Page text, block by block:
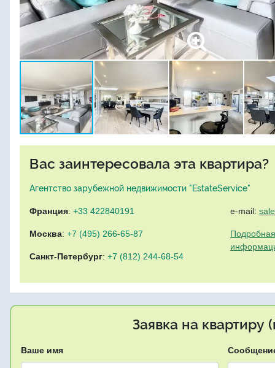
Вас заинтересовала эта квартира?
Агентство зарубежной недвижимости "EstateService"
Франция: +33 422840191
Москва: +7 (495) 266-65-87
Санкт-Петербург: +7 (812) 244-68-54
e-mail:
Заявка на квартиру
Ваше имя